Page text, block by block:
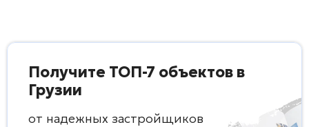
Получите ТОП-7 объектов в
Грузии
от надежных застройщиков